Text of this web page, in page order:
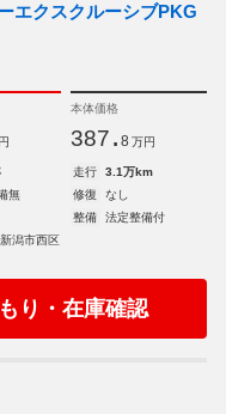
エクスクルーシブPKG
本体価格
387. 8 万円
走行
3.1万km
無 修復
なし
整備
法定整備付
潟市西区
り・在庫確認